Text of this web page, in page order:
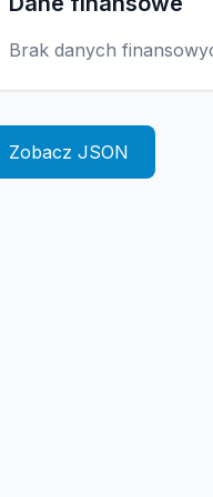
Brak danych
Zobacz JSON